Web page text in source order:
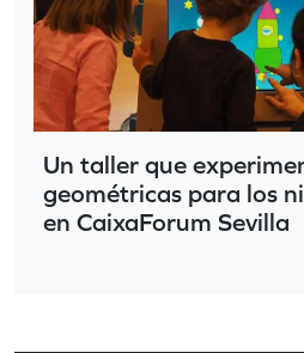
Un taller que
geométricas para los
en CaixaForum Sevilla